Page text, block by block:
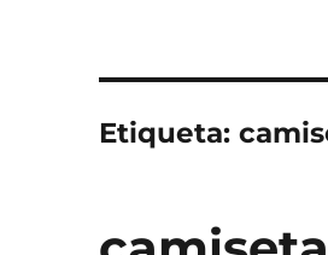
Etiqueta: